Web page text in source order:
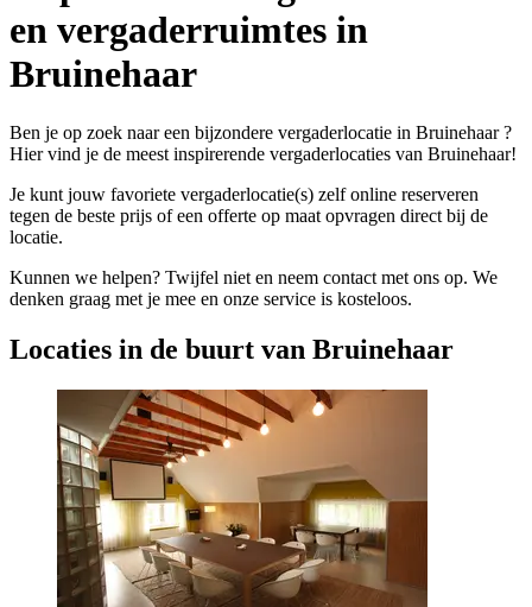
en vergaderruimtes in
Bruinehaar
Ben je op zoek naar een bijzondere vergaderlocatie in Bruinehaar ?
Hier vind je de meest inspirerende vergaderlocaties van Bruinehaar!
Je kunt jouw favoriete vergaderlocatie(s) zelf online reserveren
tegen de beste prijs of een offerte op maat opvragen direct bij de
locatie.
Kunnen we helpen? Twijfel niet en neem contact met ons op. We
denken graag met je mee en onze service is kosteloos.
Locaties in de buurt van Bruinehaar